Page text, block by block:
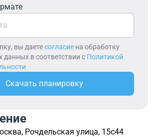
вы даетесогласие на обработку
данных в соответствии с Политикой
Скачать планировку
Рочдельская улица, 15с44